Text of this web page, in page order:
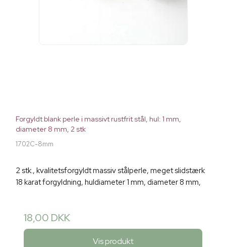
Forgyldt blank perle i massivt rustfrit stål, hul: 1 mm,
diameter 8 mm, 2 stk
1702C-8mm
2 stk., kvalitetsforgyldt massiv stålperle, meget slidstærk
18 karat forgyldning, huldiameter 1 mm, diameter 8 mm,
18,00 DKK
Vis produkt